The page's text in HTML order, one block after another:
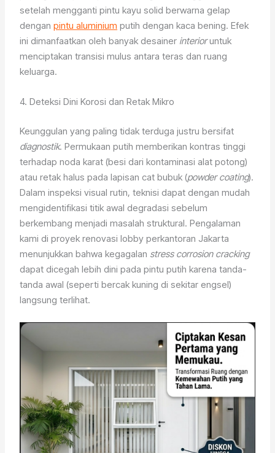
setelah mengganti pintu kayu solid berwarna gelap
denganpintu aluminium putih dengan kaca bening. Efek
ini dimanfaatkan oleh banyak desainer interioruntuk
menciptakan transisi mulus antara teras dan ruang
keluarga.
4. Deteksi Dini Korosi dan Retak Mikro
Keunggulan yang paling tidak terduga justru bersifat
diagnostik. Permukaan putih memberikan kontras tinggi
terhadap noda karat (besi dari kontaminasi alat potong)
atau retak halus pada lapisan cat bubuk (powder coating).
Dalam inspeksi visual rutin, teknisi dapat dengan mudah
mengidentifikasi titik awal degradasi sebelum
berkembang menjadi masalah struktural. Pengalaman
kami di proyek renovasi lobby perkantoran Jakarta
menunjukkan bahwa kegagalan stress corrosion cracking
dapat dicegah lebih dini pada pintu putih karena tanda-
tanda awal (seperti bercak kuning di sekitar engsel)
langsung terlihat.